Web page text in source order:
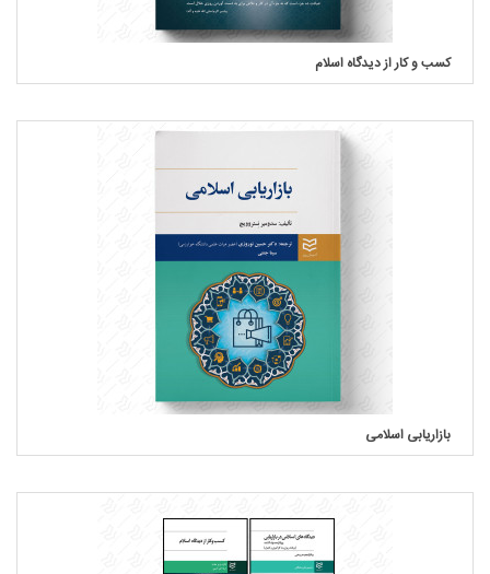
کسب و کار از دیدگاه اسلام
بازاریابی اسلامی